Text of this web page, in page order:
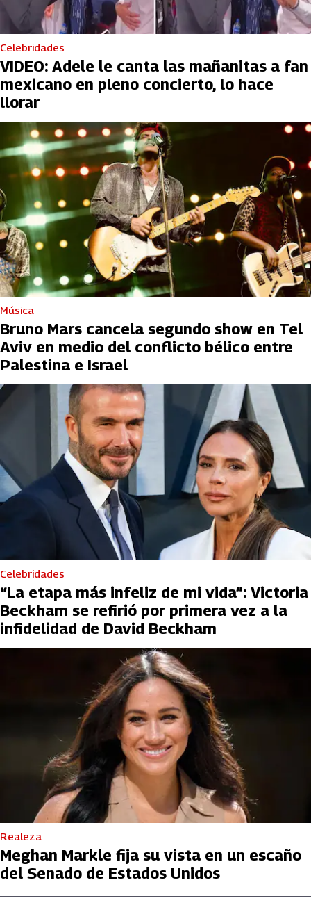
Celebridades
VIDEO: Adele le canta las mañanitas a fan
mexicano en pleno concierto, lo hace
llorar
Música
Bruno Mars cancela segundo show en Tel
Aviv en medio del conflicto bélico entre
Palestina e Israel
Celebridades
“La etapa más infeliz de mi vida”: Victoria
Beckham se refirió por primera vez a la
infidelidad de David Beckham
Realeza
Meghan Markle fija su vista en un escaño
del Senado de Estados Unidos